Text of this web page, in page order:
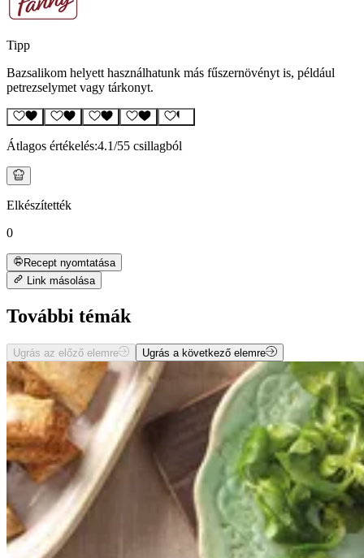
Tipp
Bazsalikom helyett használhatunk más fűszernövényt is, például
petrezselymet vagy tárkonyt.
Átlagos értékelés:4.1/55 csillagból
Elkészítették
0
Recept nyomtatása
Link másolása
További témák
Ugrás az előző elemre Ugrás a következő elemre